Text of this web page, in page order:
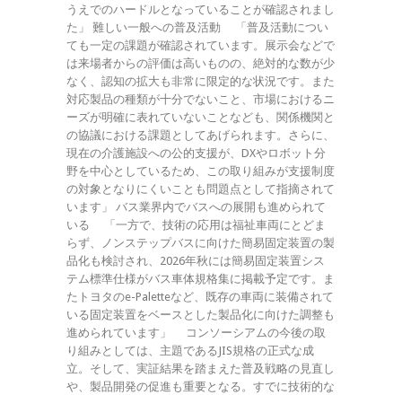
うえでのハードルとなっていることが確認されまし
た」 難しい一般への普及活動 「普及活動につい
ても一定の課題が確認されています。展示会などで
は来場者からの評価は高いものの、絶対的な数が少
なく、認知の拡大も非常に限定的な状況です。また
対応製品の種類が十分でないこと、市場におけるニ
ーズが明確に表れていないことなども、関係機関と
の協議における課題としてあげられます。さらに、
現在の介護施設への公的支援が、DXやロボット分
野を中心としているため、この取り組みが支援制度
の対象となりにくいことも問題点として指摘されて
います」 バス業界内でバスへの展開も進められて
いる 「一方で、技術の応用は福祉車両にとどま
らず、ノンステップバスに向けた簡易固定装置の製
品化も検討され、2026年秋には簡易固定装置シス
テム標準仕様がバス車体規格集に掲載予定です。ま
たトヨタのe-Paletteなど、既存の車両に装備されて
いる固定装置をベースとした製品化に向けた調整も
進められています」 コンソーシアムの今後の取
り組みとしては、主題であるJIS規格の正式な成
立。そして、実証結果を踏まえた普及戦略の見直し
や、製品開発の促進も重要となる。すでに技術的な